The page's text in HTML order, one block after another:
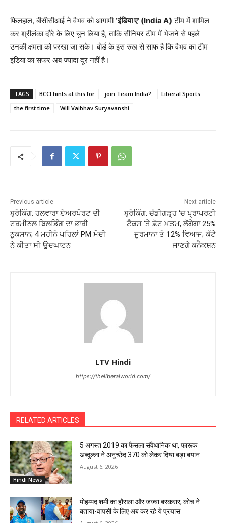
फिलहाल, बीसीसीआई ने वैभव को आगामी‘इंडिया ए’ (India A) टीम में शामिल
कर श्रीलंका दौरे के लिए चुन लिया है, ताकि सीनियर टीम में भेजने से पहले
उनकी क्षमता को परखा जा सके। बोर्ड के इस रुख से साफ है कि वैभव का टीम
इंडिया का सफर अब ज्यादा दूर नहीं है।
TAGS BCCI hints at this for join Team India?
Liberal Sports
the first time
Will Vaibhav Suryavanshi
Previous article
ਬ੍ਰੇਕਿੰਗ: ਹਲਵਾਰਾ ਏਅਰਪੋਰਟ ਦੀ
ਟਰਮੀਨਲ ਬਿਲਡਿੰਗ ਦਾ ਭਾਰੀ
ਨੁਕਸਾਨ; 4 ਮਹੀਨੇ ਪਹਿਲਾਂ PM ਮੋਦੀ
ਨੇ ਕੀਤਾ ਸੀ ਉਦਘਾਟਨ
Next article
ਬ੍ਰੇਕਿੰਗ: ਚੰਡੀਗੜ੍ਹ ‘ਚ ਪ੍ਰਾਪਰਟੀ
ਟੈਕਸ ‘ਤੇ ਛੋਟ ਖ਼ਤਮ, ਲੱਗੇਗਾ 25%
ਜੁਰਮਾਨਾ ਤੇ 12% ਵਿਆਜ; ਕੱਟੇ
ਜਾਣਗੇ ਕਨੈਕਸ਼ਨ
LTV Hindi
https://theliberalworld.com/
RELATED ARTICLES
Hindi News
5 अगस्त 2019 का फैसला संवैधानिक था, फारूक
अब्दुल्ला ने अनुच्छेद 370 को लेकर दिया बड़ा बयान
August 6, 2026
मोहम्मद शमी का हौसला और जज्बा बरकरार, कोच ने
बताया-वापसी के लिए अब कर रहे ये प्रयास